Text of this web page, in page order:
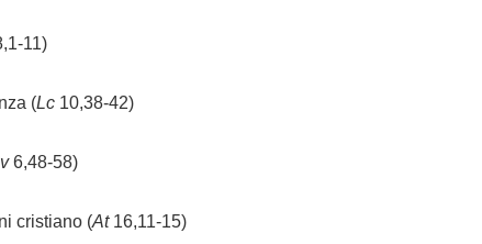
11)
(Lc 10,38-42)
6,48-58)
cristiano (At16,11-15)